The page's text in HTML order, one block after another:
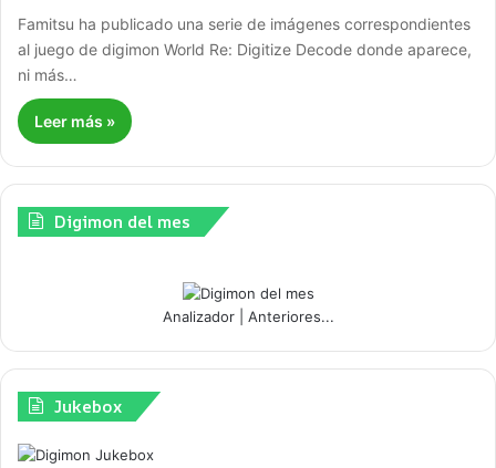
Famitsu ha publicado una serie de imágenes correspondientes
al juego de digimon World Re: Digitize Decode donde aparece,
ni más…
Leer más »
Digimon del mes
Analizador| Anteriores...
Jukebox